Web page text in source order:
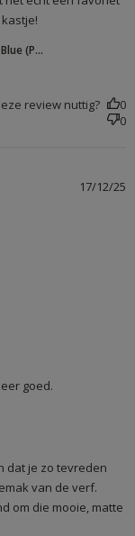
(P...
review nuttig?
0
0
goed.
makkelijk
van Home
dat je zo tevreden
van de verf.
om die mooie, matte
17/12/25